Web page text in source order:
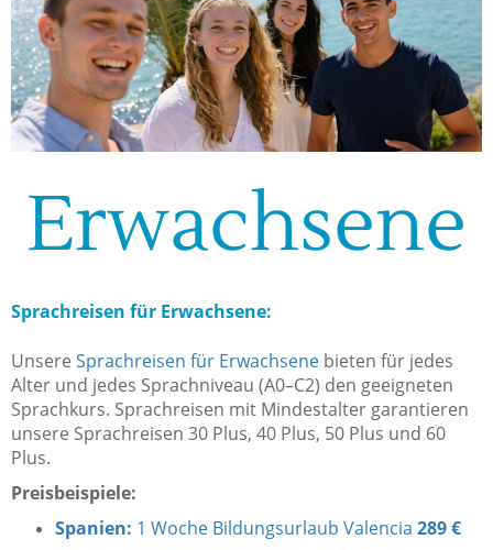
Erwachsene
Sprachreisen für Erwachsene:
Unsere Sprachreisen für Erwachsene bieten für jedes
Alter und jedes Sprachniveau (A0–C2) den geeigneten
Sprachkurs. Sprachreisen mit Mindestalter garantieren
unsere Sprachreisen 30 Plus, 40 Plus, 50 Plus und 60
Plus.
Preisbeispiele:
Spanien: 1 Woche Bildungsurlaub Valencia 289 €